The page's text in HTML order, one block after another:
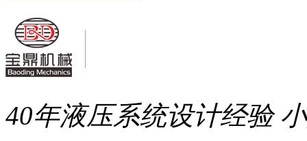
40年液压系统设计经验